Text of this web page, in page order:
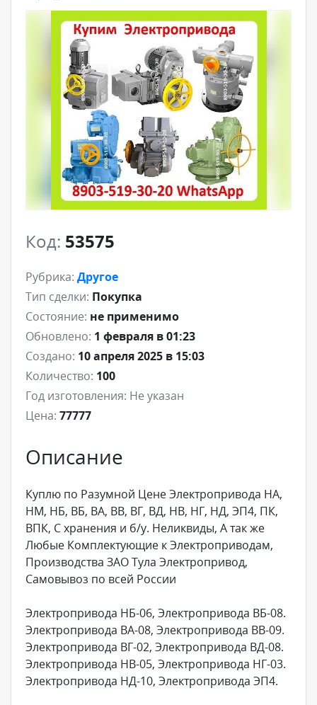
Код: 53575
Рубрика: Другое
Тип сделки: Покупка
Состояние: не применимо
Обновлено: 1 февраля в 01:23
Создано: 10 апреля 2025 в 15:03
Количество: 100
Год изготовления: Не указан
Цена: 77777
Описание
Куплю по Разумной Цене Электропривода НА,
НМ, НБ, ВБ, ВА, ВВ, ВГ, ВД, НВ, НГ, НД, ЭП4, ПК,
ВПК, С хранения и б/у. Неликвиды, А так же
Любые Комплектующие к Электроприводам,
Производства ЗАО Тула Электропривод,
Самовывоз по всей России
Электропривода НБ-06, Электропривода ВБ-08.
Электропривода ВА-08, Электропривода ВВ-09.
Электропривода ВГ-02, Электропривода ВД-08.
Электропривода НВ-05, Электропривода НГ-03.
Электропривода НД-10, Электропривода ЭП4.